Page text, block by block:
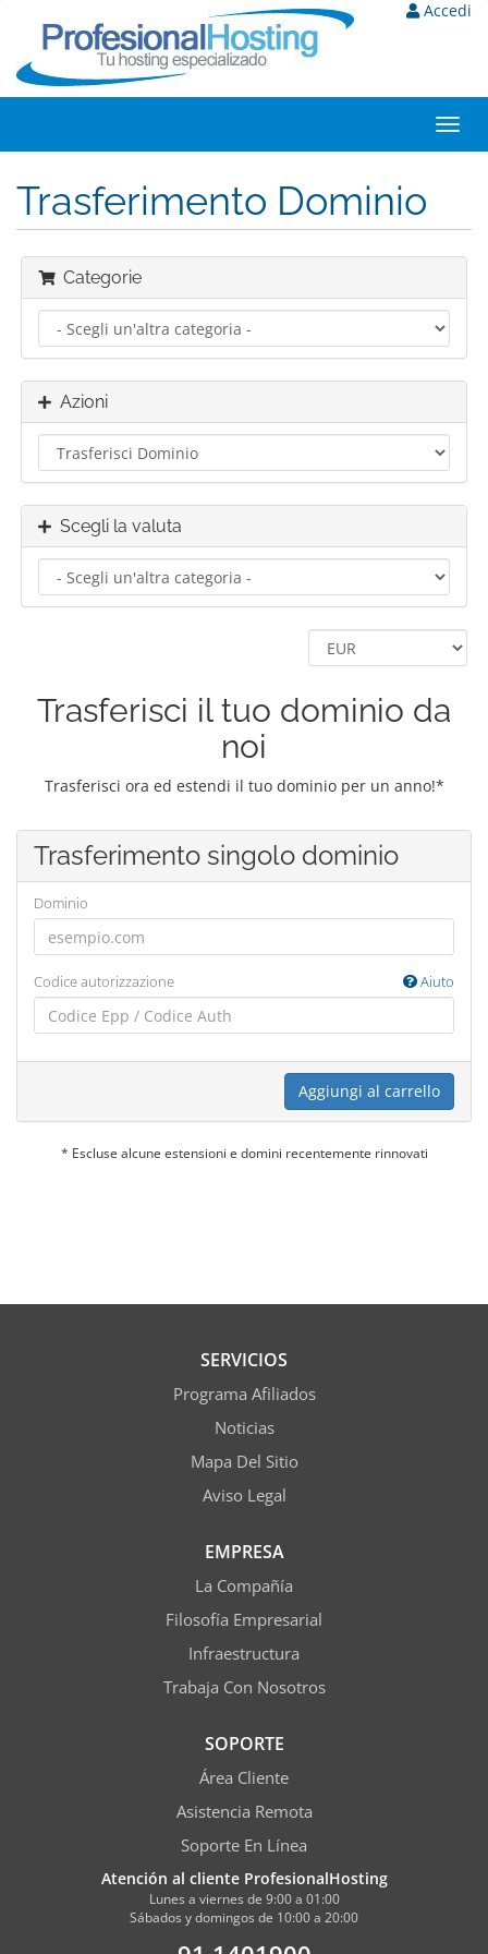
Accedi
Trasferimento Dominio
Categorie
Azioni
Scegli la valuta
Trasferisci il tuo dominio da
noi
Trasferisci ora ed estendi il tuo dominio per un anno!*
Trasferimento singolo dominio
Dominio
Codice autorizzazione Aiuto
Aggiungi al carrello
* Escluse alcune estensioni e domini recentemente rinnovati
SERVICIOS
Programa Afiliados
Noticias
Mapa Del Sitio
Aviso Legal
EMPRESA
La Compañía
Filosofía Empresarial
Infraestructura
Trabaja Con Nosotros
SOPORTE
Área Cliente
Asistencia Remota
Soporte En Línea
Atención al cliente ProfesionalHosting
Lunes a viernes de 9:00 a 01:00
Sábados y domingos de 10:00 a 20:00